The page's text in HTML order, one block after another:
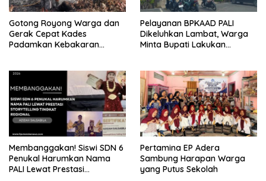
Gotong Royong Warga dan
Gerak Cepat Kades
Padamkan Kebakaran
Pelayanan BPKAAD PALI
Dikeluhkan Lambat, Warga
Minta Bupati Lakukan
Membanggakan! Siswi SDN 6
Penukal Harumkan Nama
PALI Lewat Prestasi
Pertamina EP Adera
Sambung Harapan Warga
yang Putus Sekolah